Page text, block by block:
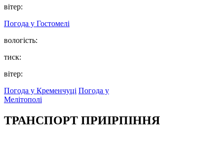
вітер:
Погода у Гостомелі
вологість:
тиск:
вітер:
Погода у Кременчуці Погода у
Мелітополі
ТРАНСПОРТ ПРИІРПІННЯ